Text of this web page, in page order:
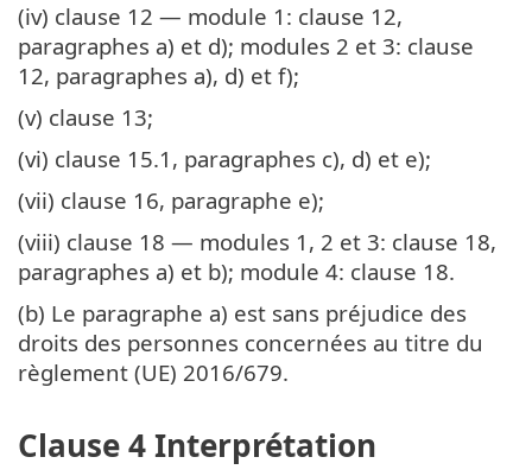
(iv) clause 12 — module 1: clause 12,
paragraphes a) et d); modules 2 et 3: clause
12, paragraphes a), d) et f);
(v) clause 13;
(vi) clause 15.1, paragraphes c), d) et e);
(vii) clause 16, paragraphe e);
(viii) clause 18 — modules 1, 2 et 3: clause 18,
paragraphes a) et b); module 4: clause 18.
(b) Le paragraphe a) est sans préjudice des
droits des personnes concernées au titre du
règlement (UE) 2016/679.
Clause 4 Interprétation